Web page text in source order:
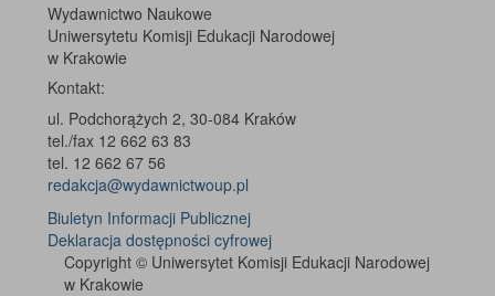
Wydawnictwo Naukowe
Uniwersytetu Komisji Edukacji Narodowej
w Krakowie
Kontakt:
ul. Podchorążych 2, 30-084 Kraków
tel./fax 12 662 63 83
tel. 12 662 67 56
redakcja@wydawnictwoup.pl
Biuletyn Informacji Publicznej
Deklaracja dostępności cyfrowej
Copyright © Uniwersytet Komisji Edukacji Narodowej
w Krakowie